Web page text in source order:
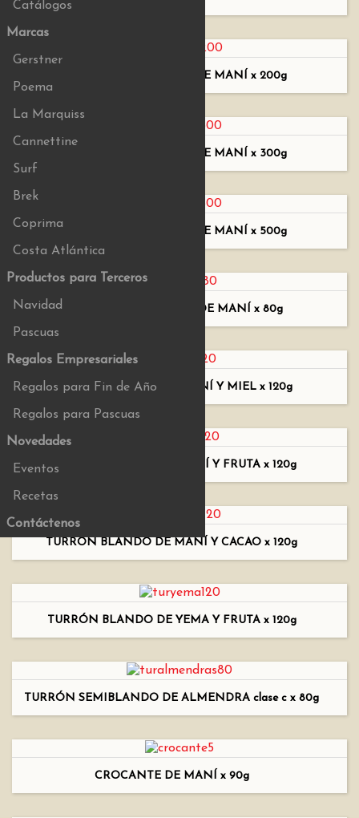
TURRÓN SEMIBLANDO DE MANÍ x 200g
TURRÓN SEMIBLANDO DE MANÍ x 300g
TURRÓN SEMIBLANDO DE MANÍ x 500g
TURRÓN SEMIBLANDO DE MANÍ x 80g
TURRÓN BLANDO DE MANÍ Y MIEL x 120g
TURRÓN BLANDO DE MANÍ Y FRUTA x 120g
TURRÓN BLANDO DE MANÍ Y CACAO x 120g
TURRÓN BLANDO DE YEMA Y FRUTA x 120g
TURRÓN SEMIBLANDO DE ALMENDRA clase c x 80g
CROCANTE DE MANÍ x 90g
Catálogos
Marcas
Gerstner
Poema
La Marquiss
Cannettine
Surf
Brek
Coprima
Costa Atlántica
Productos para Terceros
Navidad
Pascuas
Regalos Empresariales
Regalos para Fin de Año
Regalos para Pascuas
Novedades
Eventos
Recetas
Contáctenos